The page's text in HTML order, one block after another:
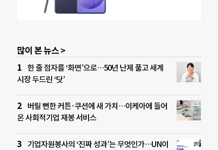
많이 본 뉴스 >
한 줄 점자를 ‘화면’으로…50년 난제 풀고 세계
시장 두드린 ‘닷’
버릴 뻔한 커튼·쿠션에 새 가치…이케아에 들어
온 사회적기업 재봉 서비스
기업자원봉사의 ‘진짜 성과’는 무엇인가…UN이